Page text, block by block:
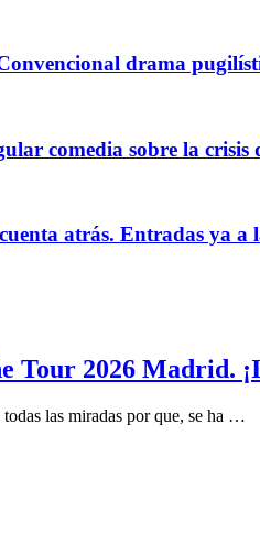
drama
comedia sobre la crisis
atrás. Entradas ya a
Tour 2026 Madrid.
las miradas por que, se ha …